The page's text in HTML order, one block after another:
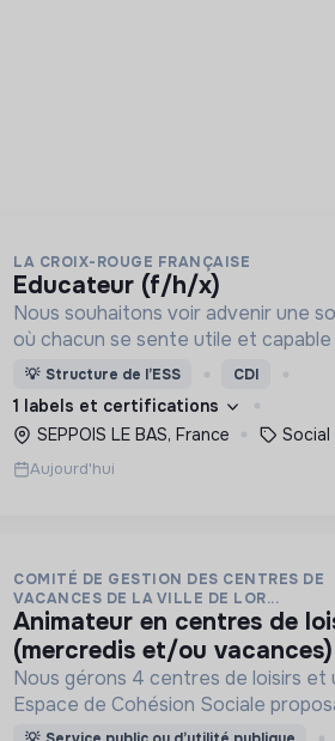
LA CROIX-ROUGE FRANÇAISE
educateur (f/h/x)
Nous souhaitons voir advenir une
où chacun se sente utile et capable
Pour cela, nous proposons des
des lieux d’engagement innovants et
adaptés à tous.
💡 Structure de l’ESS CDI
1 labels et certifications
SEPPOIS LE BAS, France
Social
Aujourd'hui
COMITÉ DE GESTION DES CENTRES DE
VACANCES DE LA VILLE DE LOR...
animateur en centres de loisirs
(mercredis et/ou
Nous gérons 4 centres de loisirs et
Espace de Cohésion Sociale
activités de Français Langue